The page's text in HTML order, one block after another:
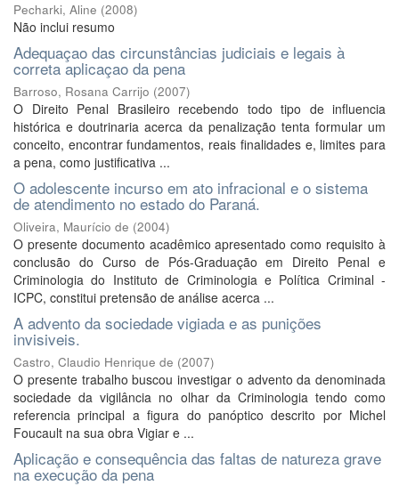
Pecharki, Aline (2008)
Não inclui resumo
Adequaçao das circunstâncias judiciais e legais à
correta aplicaçao da pena
Barroso, Rosana Carrijo (2007)
O Direito Penal Brasileiro recebendo todo tipo de influencia
histórica e doutrinaria acerca da penalização tenta formular um
conceito, encontrar fundamentos, reais finalidades e, limites para
a pena, como justificativa ...
O adolescente incurso em ato infracional e o sistema
de atendimento no estado do Paraná.
Oliveira, Maurício de (2004)
O presente documento acadêmico apresentado como requisito à
conclusão do Curso de Pós-Graduação em Direito Penal e
Criminologia do Instituto de Criminologia e Política Criminal -
ICPC, constitui pretensão de análise acerca ...
A advento da sociedade vigiada e as punições
invisiveis.
Castro, Claudio Henrique de (2007)
O presente trabalho buscou investigar o advento da denominada
sociedade da vigilância no olhar da Criminologia tendo como
referencia principal a figura do panóptico descrito por Michel
Foucault na sua obra Vigiar e ...
Aplicação e consequência das faltas de natureza grave
na execução da pena